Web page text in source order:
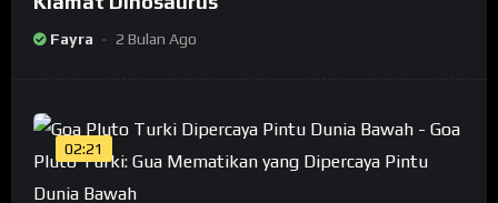
Fayra 2 Bulan Ago
02:21